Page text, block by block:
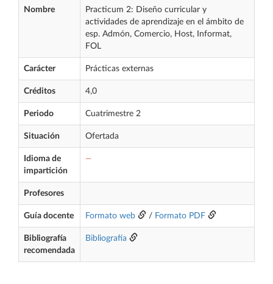
Nombre
Practicum 2: Diseño curricular y
actividades de aprendizaje en el ámbito de
esp. Admón, Comercio, Host, Informat,
FOL
Carácter Prácticas externas
Créditos 4,0
Periodo Cuatrimestre 2
Situación Ofertada
Idioma de
impartición
—
Profesores
Guía docente Formato web / Formato PDF
Bibliografía
recomendada
Bibliografía